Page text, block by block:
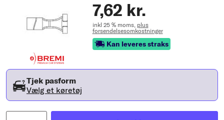
7,62 kr.
inkl 25 % moms, plus
forsendelsesomkostninger
Kan leveres straks
Tjek pasform
Vælg et køretøj